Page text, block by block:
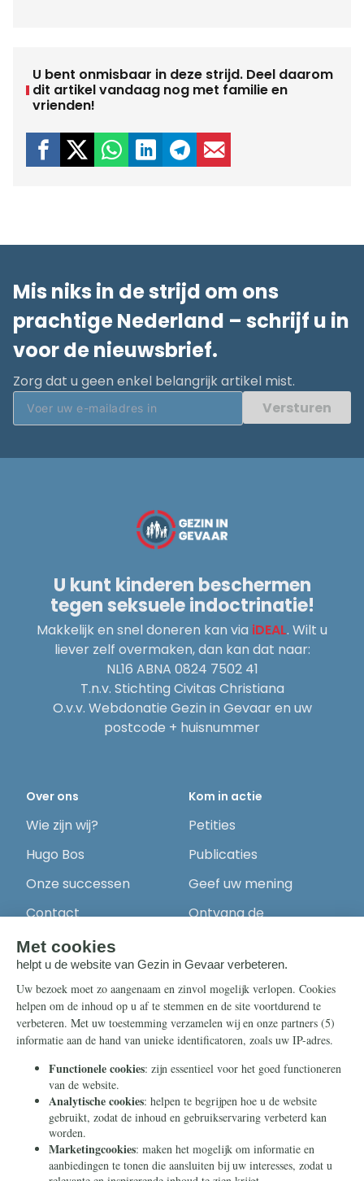
U bent onmisbaar in deze strijd. Deel daarom
dit artikel vandaag nog met familie en
vrienden!
Mis niks in de strijd om ons
prachtige Nederland – schrijf u in
voor de nieuwsbrief.
Zorg dat u geen enkel belangrijk artikel mist.
Versturen
U kunt kinderen beschermen
tegen seksuele indoctrinatie!
Makkelijk en snel doneren kan via iDEAL. Wilt u
liever zelf overmaken, dan kan dat naar:
NL16 ABNA 0824 7502 41
T.n.v. Stichting Civitas Christiana
O.v.v. Webdonatie Gezin in Gevaar en uw
postcode + huisnummer
Over ons
Wie zijn wij?
Hugo Bos
Onze successen
Contact
Kom in actie
Petities
Publicaties
Geef uw mening
Ontvang de
Steun ons
Nieuwsbrief
Eenmalig
Maandelijks
Periodiek
Nalaten
Zelf overschrijven
Info
Contact
Ontvang onze
Telegram-berichten